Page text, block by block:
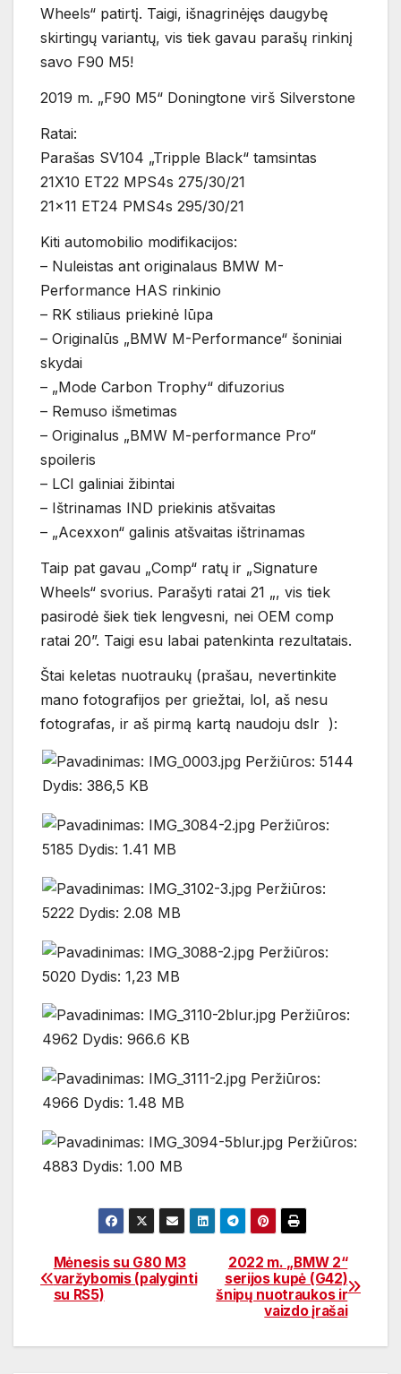
Wheels“ patirtį. Taigi, išnagrinėjęs daugybę
skirtingų variantų, vis tiek gavau parašų rinkinį
savo F90 M5!
2019 m. „F90 M5“ Doningtone virš Silverstone
Ratai:
Parašas SV104 „Tripple Black“ tamsintas
21X10 ET22 MPS4s 275/30/21
21×11 ET24 PMS4s 295/30/21
Kiti automobilio modifikacijos:
– Nuleistas ant originalaus BMW M-
Performance HAS rinkinio
– RK stiliaus priekinė lūpa
– Originalūs „BMW M-Performance“ šoniniai
skydai
– „Mode Carbon Trophy“ difuzorius
– Remuso išmetimas
– Originalus „BMW M-performance Pro“
spoileris
– LCI galiniai žibintai
– Ištrinamas IND priekinis atšvaitas
– „Acexxon“ galinis atšvaitas ištrinamas
Taip pat gavau „Comp“ ratų ir „Signature
Wheels“ svorius. Parašyti ratai 21 „, vis tiek
pasirodė šiek tiek lengvesni, nei OEM comp
ratai 20”. Taigi esu labai patenkinta rezultatais.
Štai keletas nuotraukų (prašau, nevertinkite
mano fotografijos per griežtai, lol, aš nesu
fotografas, ir aš pirmą kartą naudoju dslr ):
Navigacija
tarp
įrašų
2022 m. „BMW 2“
serijos kupė (G42)
šnipų nuotraukos ir
vaizdo įrašai
Mėnesis su G80 M3
varžybomis (palyginti
su RS5)